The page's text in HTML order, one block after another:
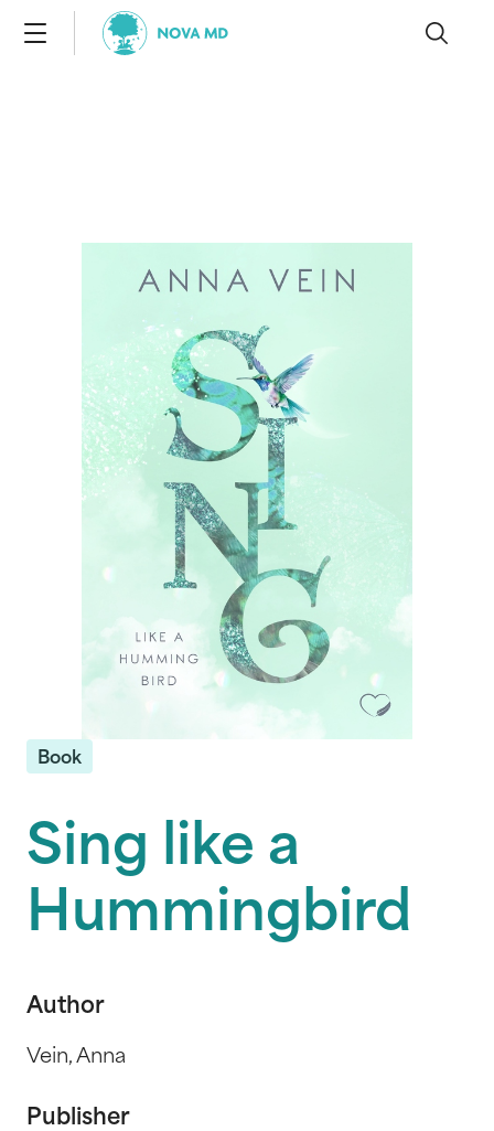
Book
Sing like a
Hummingbird
Author
Vein, Anna
Publisher